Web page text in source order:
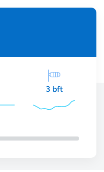
3 bft